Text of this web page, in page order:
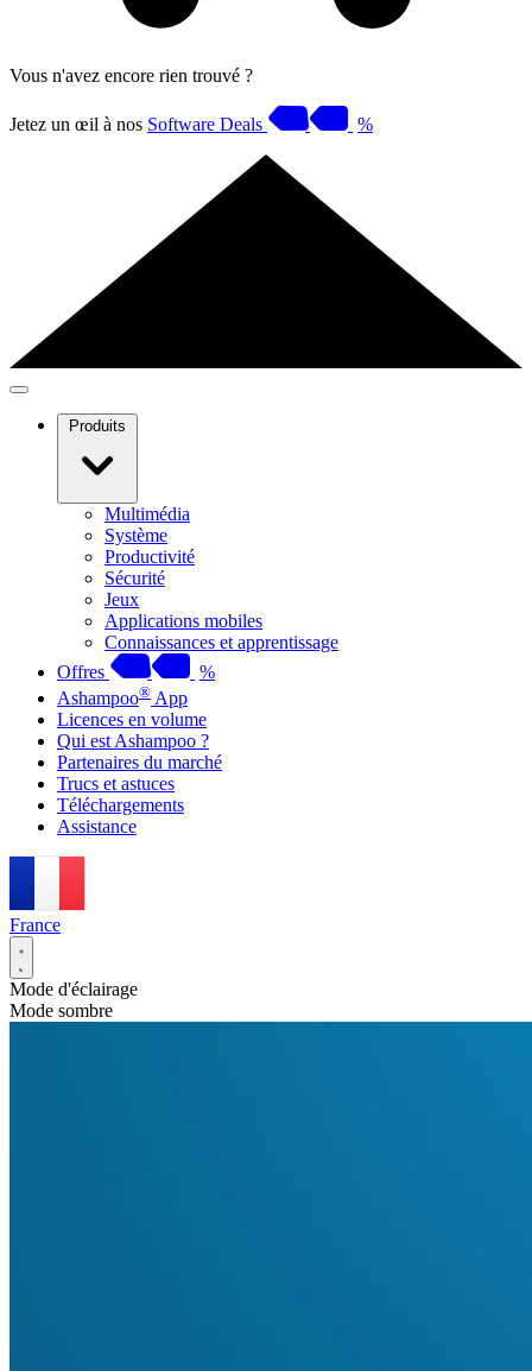
Vous n'avez encore rien trouvé ?
Jetez un œil à nos Software Deals %
Produits
Multimédia
Système
Productivité
Sécurité
Jeux
Applications mobiles
Connaissances et apprentissage
Offres
%
Ashampoo® App
Licences en volume
Qui est Ashampoo ?
Partenaires du marché
Trucs et astuces
Téléchargements
Assistance
France
Mode d'éclairage
Mode sombre